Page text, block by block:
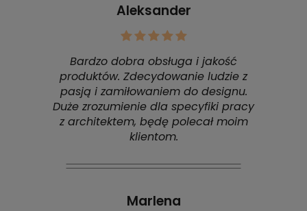
Aleksander
Bardzo dobra obsługa i jakość
produktów. Zdecydowanie ludzie z
pasją i zamiłowaniem do designu.
Duże zrozumienie dla specyfiki pracy
z architektem, będę polecał moim
klientom.
Marlena